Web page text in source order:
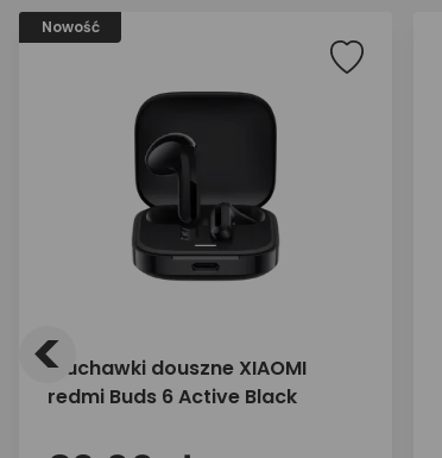
Nowość
Słuchawki douszne XIAOMI
redmi Buds 6 Active Black
<